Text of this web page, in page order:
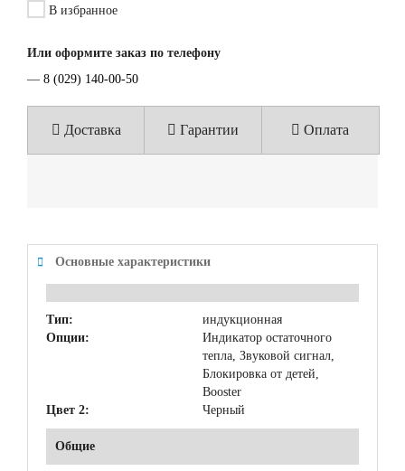
В избранное
Или оформите заказ по телефону
— 8 (029) 140-00-50
Доставка Гарантии Оплата
Основные характеристики
Тип:
индукционная
Опции:
Индикатор остаточного
тепла, Звуковой сигнал,
Блокировка от детей,
Booster
Цвет 2:
Черный
Общие